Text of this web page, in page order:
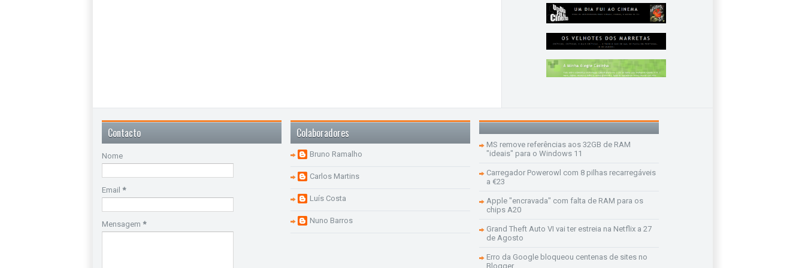
Contacto
Nome
Email *
Mensagem *
Colaboradores
Bruno Ramalho
Carlos Martins
Luís Costa
Nuno Barros
MS remove referências aos 32GB de RAM
"ideais" para o Windows 11
Carregador Powerowl com 8 pilhas recarregáveis
a €23
Apple "encravada" com falta de RAM para os
chips A20
Grand Theft Auto VI vai ter estreia na Netflix a 27
de Agosto
Erro da Google bloqueou centenas de sites no
Blogger